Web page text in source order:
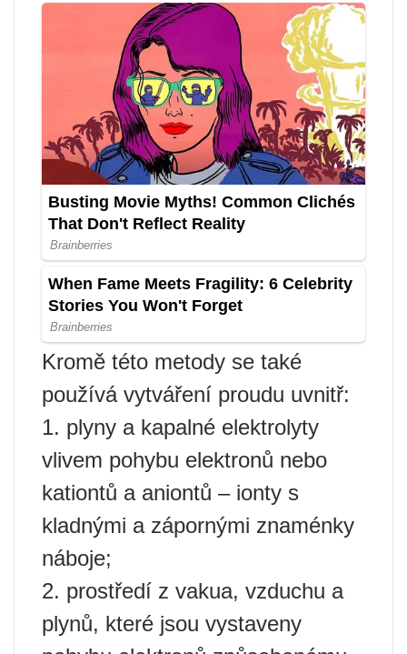
Kromě této metody se také
používá vytváření proudu uvnitř:
1. plyny a kapalné elektrolyty
vlivem pohybu elektronů nebo
kationtů a aniontů – ionty s
kladnými a zápornými znaménky
náboje;
2. prostředí z vakua, vzduchu a
plynů, které jsou vystaveny